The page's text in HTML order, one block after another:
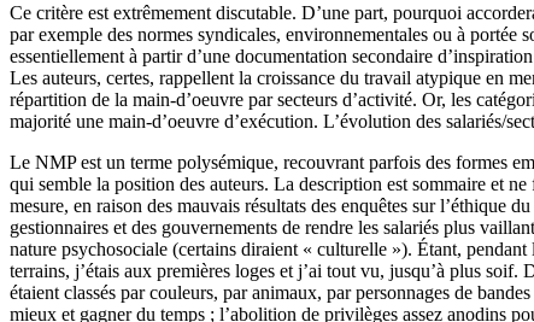
Ce critère est extrêmement discutable. D’une part, pourquoi
par exemple des normes syndicales, environnementales ou à
essentiellement à partir d’une documentation secondaire
Les auteurs, certes, rappellent la croissance du travail atypique en
répartition de la main-d’oeuvre par secteurs d’activité. Or, les
majorité une main-d’oeuvre d’exécution. L’évolution des salariés/
Le NMP est un terme polysémique, recouvrant parfois des formes
qui semble la position des auteurs. La description est sommaire et
mesure, en raison des mauvais résultats des enquêtes sur l’éthique
gestionnaires et des gouvernements de rendre les salariés plus
nature psychosociale (certains diraient « culturelle »). Étant,
terrains, j’étais aux premières loges et j’ai tout vu, jusqu’à plus soif.
étaient classés par couleurs, par animaux, par personnages de
mieux et gagner du temps ; l’abolition de privilèges assez anodins